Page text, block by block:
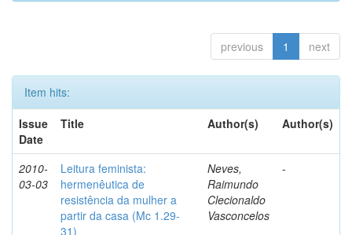
previous 1 next
Item hits:
Issue
Date
Title Author(s) Author(s)
2010-
03-03
Leitura feminista:
hermenêutica de
resistência da mulher a
partir da casa (Mc 1.29-
31)
Neves,
Raimundo
Clecionaldo
Vasconcelos
-